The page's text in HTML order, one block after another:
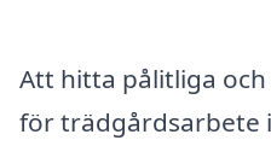
Att hitta pålitliga
för trädgårdsarbete